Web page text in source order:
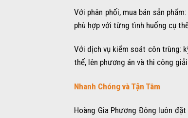
Với phân phối, mua bán sản
phù hợp với từng tình huống cụ
Với dịch vụ kiểm soát côn trùng:
thể, lên phương án và thi công
Nhanh Chóng và Tận Tâm
Hoàng Gia Phương Đông luôn